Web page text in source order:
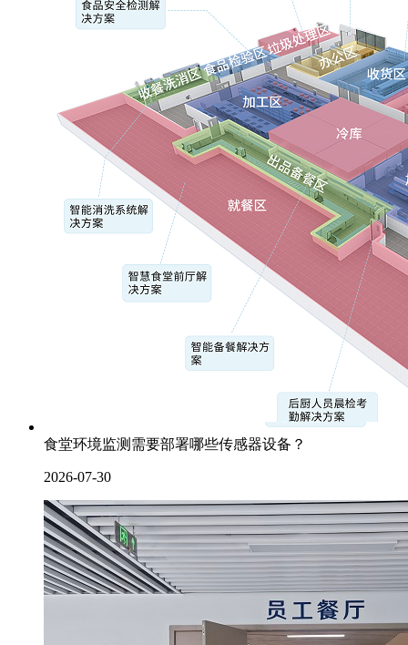
食堂环境监测需要部署哪些传感器设备？
2026-07-30